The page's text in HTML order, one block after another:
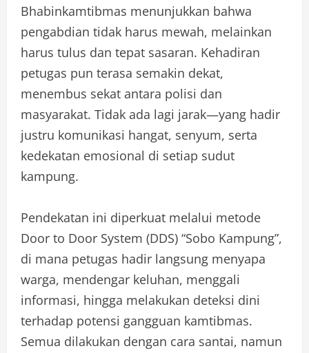
Bhabinkamtibmas menunjukkan bahwa
pengabdian tidak harus mewah, melainkan
harus tulus dan tepat sasaran. Kehadiran
petugas pun terasa semakin dekat,
menembus sekat antara polisi dan
masyarakat. Tidak ada lagi jarak—yang hadir
justru komunikasi hangat, senyum, serta
kedekatan emosional di setiap sudut
kampung.
Pendekatan ini diperkuat melalui metode
Door to Door System (DDS) “Sobo Kampung”,
di mana petugas hadir langsung menyapa
warga, mendengar keluhan, menggali
informasi, hingga melakukan deteksi dini
terhadap potensi gangguan kamtibmas.
Semua dilakukan dengan cara santai, namun